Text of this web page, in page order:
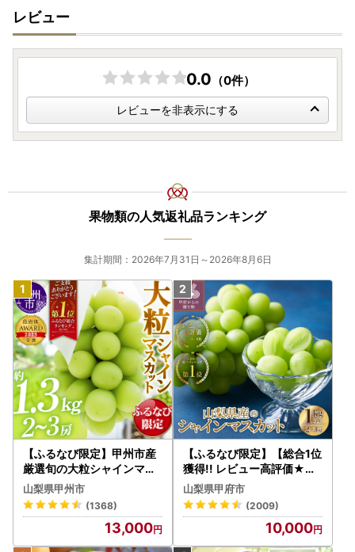
■オンラインワンストップ申請について
志免町へのワンストップ申請は、オンライン申請も可能で
す。
複数自治体の寄附もまとめて申請ができ、変更届もオンライ
ン上で完結します。ぜひご活用ください。
●自治体マイページ
https://mypg.jp/
・年末にお申込みの方は、状況によって1月1日以降の発送と
・ワンストップ特例申請書の提出期日までに間に合わなかっ
た場合、別途確定申告が必要になりますのでご注意くださ
レビュー
0.0 （0件）
レビューを非表示にする
果物類の人気返礼品ランキング
集計期間：2026年7月31日～2026年8月6日
【ふるなび限定】甲州市産
厳選旬の大粒シャインマス
カット 約1.3kg 2～3房【2
026年発送】（MG）B12-
472 FN-Limited-VO シャ
インマスカット フルーツ
山梨県甲州市
(1368)
13,000
【ふるなび限定】【総合1位
獲得!! レビュー高評価★】
〈2026年度配送分〉山梨
県産 シャインマスカット 2
～3房（1.0kg以上）シャイ
ン フルーツ FN-Limited-S
P
山梨県甲府市
(2009)
10,000